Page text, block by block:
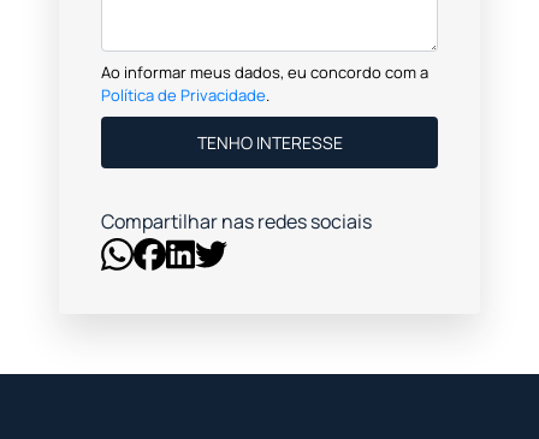
Ao informar meus dados, eu concordo com a
Política de Privacidade.
TENHO INTERESSE
Compartilhar nas redes sociais